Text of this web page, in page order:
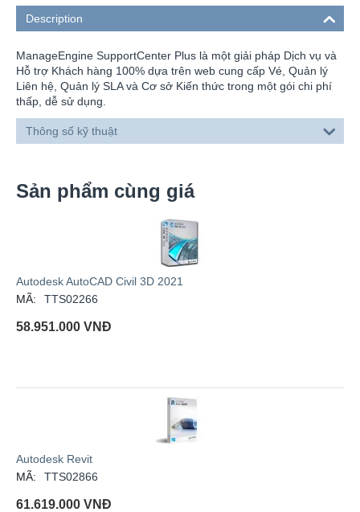
Description
ManageEngine SupportCenter Plus là một giải pháp Dịch vụ và
Hỗ trợ Khách hàng 100% dựa trên web cung cấp Vé, Quản lý
Liên hệ, Quản lý SLA và Cơ sở Kiến thức trong một gói chi phí
thấp, dễ sử dụng.
Thông số kỹ thuật
Sản phẩm cùng giá
Autodesk AutoCAD Civil 3D 2021
MÃ:
TTS02266
58.951.000 VNĐ
Autodesk Revit
MÃ:
TTS02866
61.619.000 VNĐ